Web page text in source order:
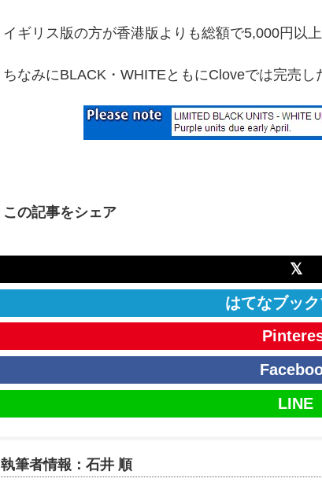
イギリス版の方が香港版よりも総額で5,000円以
ちなみにBLACK・WHITEともにCloveでは完売し
この記事をシェア
𝕏
はてなブッ
LINE
執筆者情報：石井 順